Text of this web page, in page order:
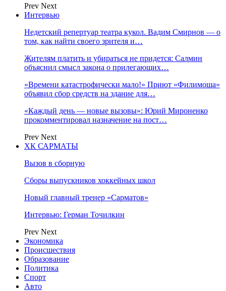
Prev Next
Интервью
Недетский репертуар театра кукол. Вадим Смирнов — о
том, как найти своего зрителя и…
Жителям платить и убираться не придется: Салмин
объяснил смысл закона о прилегающих…
«Времени катастрофически мало!» Приют «Филимоша»
объявил сбор средств на здание для…
«Каждый день — новые вызовы»: Юрий Мироненко
прокомментировал назначение на пост…
Prev Next
ХК САРМАТЫ
Вызов в сборную
Сборы выпускников хоккейных школ
Новый главный тренер «Сарматов»
Интервью: Герман Точилкин
Prev Next
Экономика
Происшествия
Образование
Политика
Спорт
Авто